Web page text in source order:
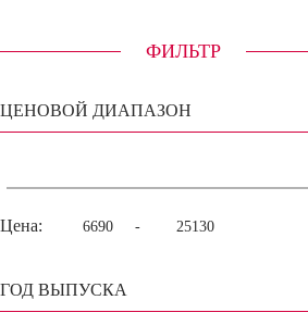
ФИЛЬТР
ЦЕНОВОЙ ДИАПАЗОН
Цена: -
ГОД ВЫПУСКА